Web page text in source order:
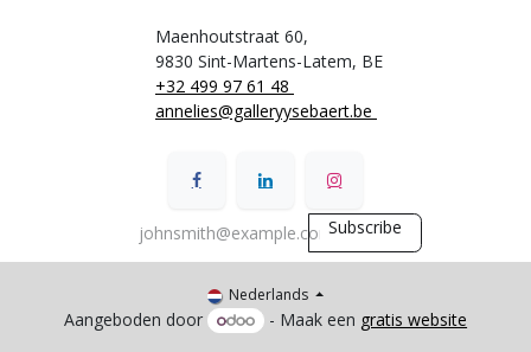
Maenhoutstraat 60,
9830 Sint-Martens-Latem, BE
+32 499 97 61 48
annelies@galleryysebaert.be
Subscribe
Nederlands
Aangeboden door - Maak een gratis website